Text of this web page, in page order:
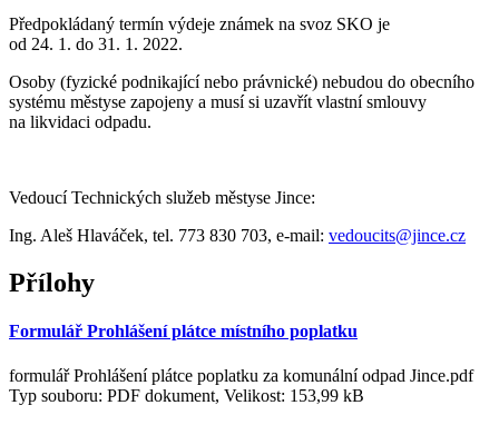
Předpokládaný termín výdeje známek na svoz SKO je
od 24. 1. do 31. 1. 2022.
Osoby (fyzické podnikající nebo právnické) nebudou do obecního
systému městyse zapojeny a musí si uzavřít vlastní smlouvy
na likvidaci odpadu.
Vedoucí Technických služeb městyse Jince:
Ing. Aleš Hlaváček, tel. 773 830 703, e-mail: vedoucits@jince.cz
Přílohy
Formulář Prohlášení plátce místního poplatku
formulář Prohlášení plátce poplatku za komunální odpad Jince.pdf
Typ souboru: PDF dokument, Velikost: 153,99 kB